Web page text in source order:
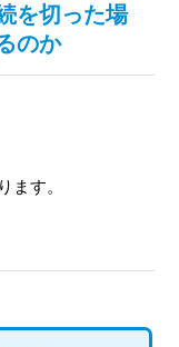
ラクター、隠し
のランキングは
を切った場
のか
ます。